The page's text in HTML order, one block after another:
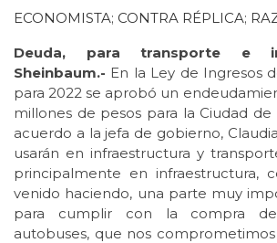
ECONOMISTA; CONTRA RÉPLICA;
Deuda, para transporte e
Sheinbaum.- En la Ley de Ingresos
para 2022 se aprobó un
millones de pesos para la Ciudad
acuerdo a la jefa de gobierno,
usarán en infraestructura y
principalmente en infraestructura,
venido haciendo, una parte muy
para cumplir con la compra
autobuses, que nos